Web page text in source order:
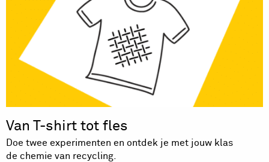
Van T-shirt tot fles
Doe twee experimenten en ontdek je met jouw klas
de chemie van recycling.